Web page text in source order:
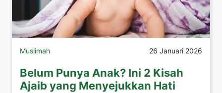
Muslimah 26 Januari 2026
Belum Punya Anak? Ini 2 Kisah
Ajaib yang Menyejukkan Hati